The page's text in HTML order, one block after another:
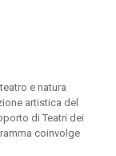
e natura
artistica del
di Teatri dei
coinvolge